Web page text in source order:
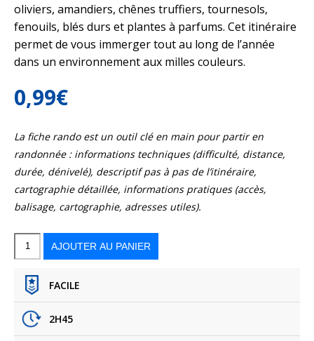
oliviers, amandiers, chênes truffiers, tournesols,
fenouils, blés durs et plantes à parfums. Cet itinéraire
permet de vous immerger tout au long de l’année
dans un environnement aux milles couleurs.
0,99€
La fiche rando est un outil clé en main pour partir en
randonnée : informations techniques (difficulté, distance,
durée, dénivelé), descriptif pas à pas de l’itinéraire,
cartographie détaillée, informations pratiques (accès,
balisage, cartographie, adresses utiles).
quantité
du
AJOUTER AU PANIER
FACILE
2H45